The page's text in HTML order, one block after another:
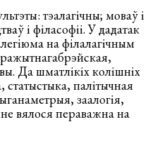
тэалагічны; моваў і
і філасофіі. У дадатак
на філалагічным
Да шматлікіх колішніх
статыстыка, палітычная
заалогія,
вялося пераважна на